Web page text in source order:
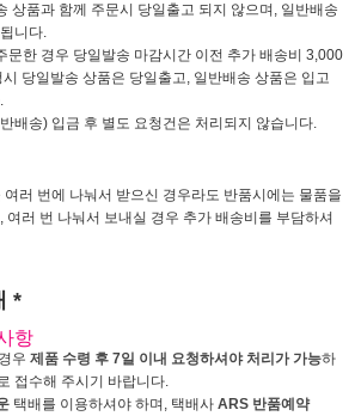
상품과 함께 주문시 당일출고 되지 않으며, 일반배송
니다.
문한 경우 당일발송 마감시간 이전 추가 배송비 3,000
당일발송 상품은 당일출고, 일반배송 상품은 입고
배송) 입금 후 별도 요청건은 처리되지 않습니다.
러 번에 나눠서 받으신 경우라도 반품시에는 물품을
여러 번 나눠서 보내실 경우 추가 배송비를 부담하셔
*
항
우 제품 수령 후 7일 이내 요청하셔야 처리가 가능하
접수해 주시기 바랍니다.
택배를 이용하셔야 하며, 택배사 ARS 반품예약